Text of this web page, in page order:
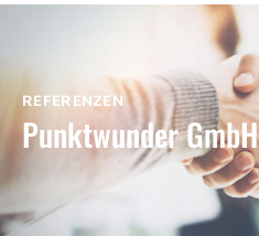
REFERENZEN
Punktwunder GmbH